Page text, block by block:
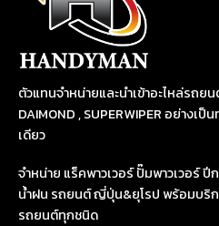
ตัวแทนจำหน่ายและนำเข้าอะไหล่รถยน
DAIMOND , SUPERWIPER อย่างเ
เดียว
จำหน่าย แร็คพาวเวอร์ ปั๊มพาวเวอร์
น้ำฝน รถยนต์ ญี่ปุ่น&ยุโรป พร้อมบริ
รถยนต์ทุกชนิด